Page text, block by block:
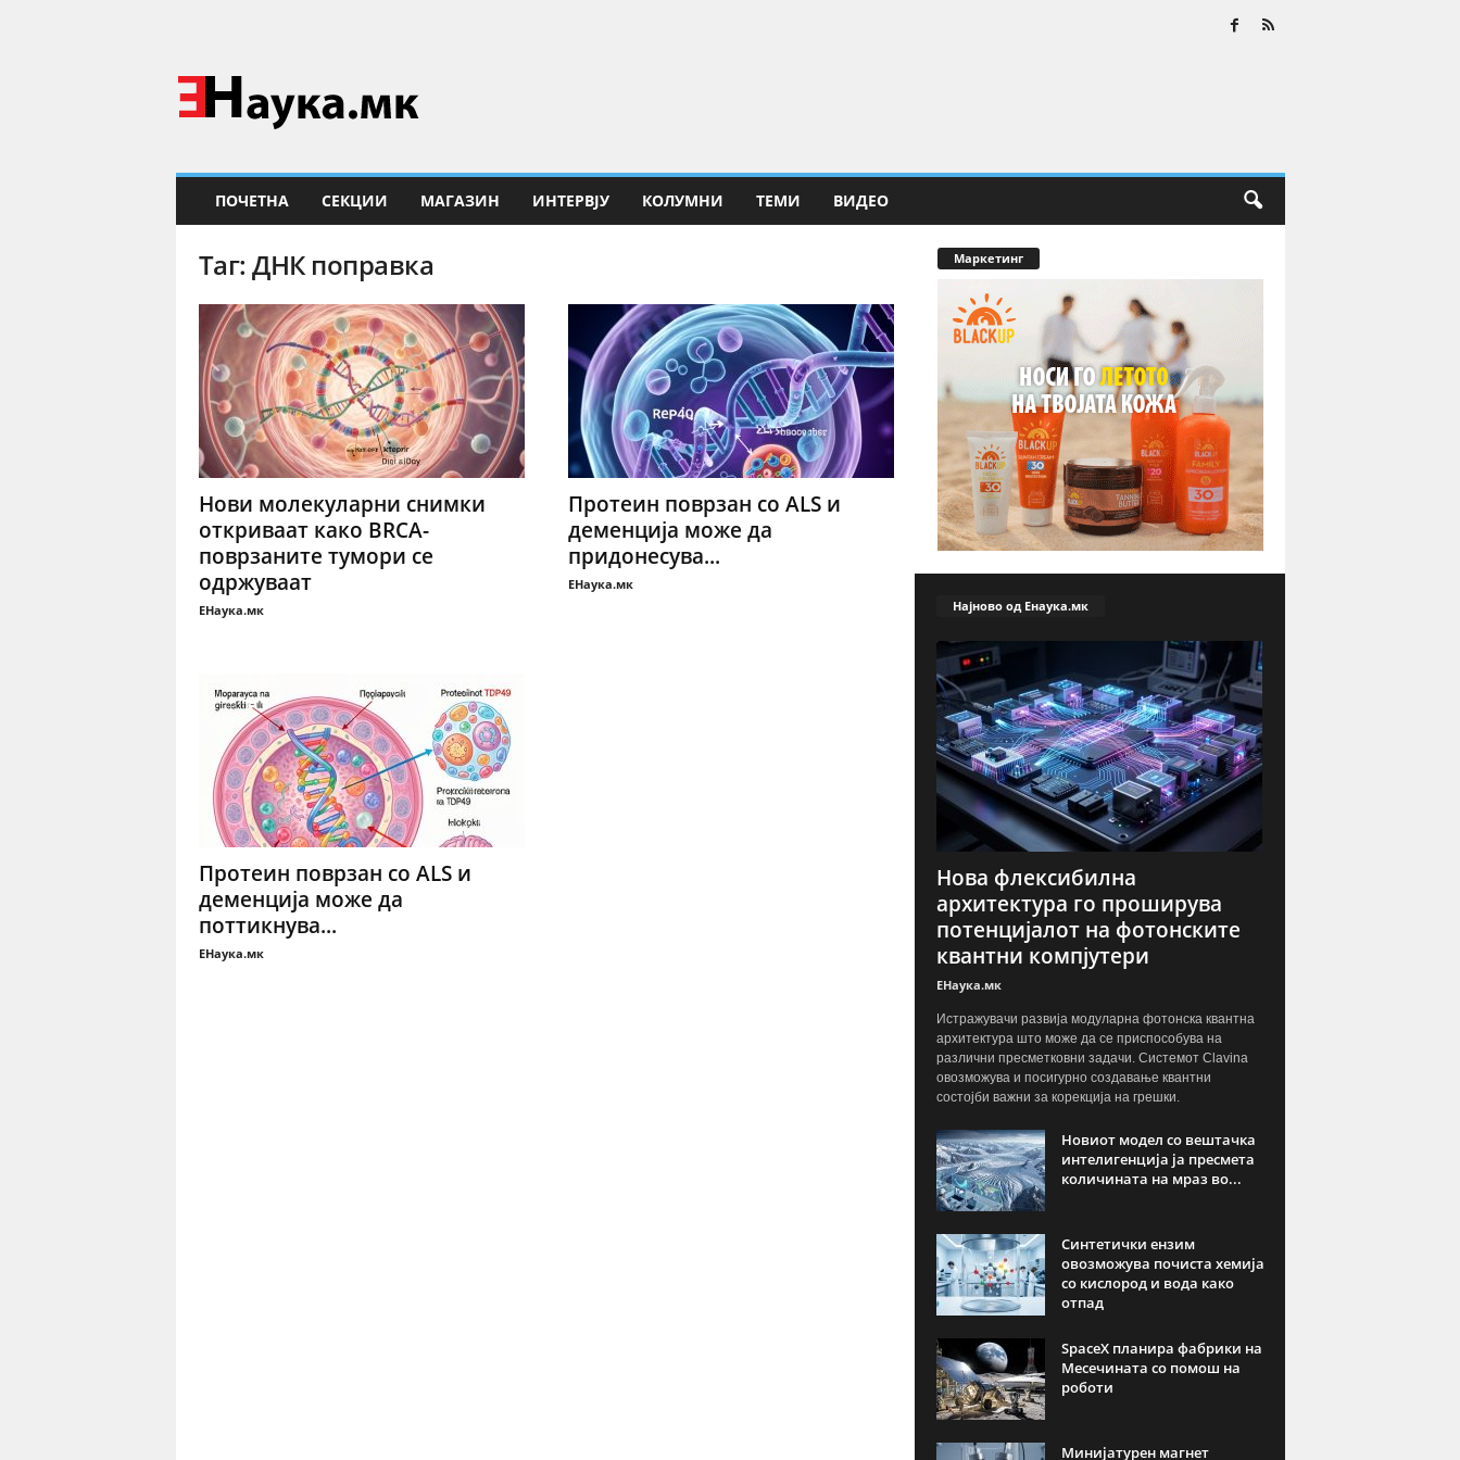
Н
а
у
ПОЧЕТНА СЕКЦИИ МАГАЗИН ИНТЕРВЈУ КОЛУМНИ ТЕМИ ВИДЕО
Таг: ДНК поправка
Нови молекуларни снимки
откриваат како BRCA-
поврзаните тумори се
одржуваат
ЕНаука.мк
Протеин поврзан со ALS и
деменција може да
придонесува...
ЕНаука.мк
Протеин поврзан со ALS и
деменција може да
поттикнува...
ЕНаука.мк
Маркетинг
Најново од Енаука.мк
Нова флексибилна
архитектура го проширува
потенцијалот на фотонските
квантни компјутери
ЕНаука.мк
Истражувачи развија модуларна фотонска квантна
архитектура што може да се приспособува на
различни пресметковни задачи. Системот Clavina
овозможува и посигурно создавање квантни
состојби важни за корекција на грешки.
Новиот модел со вештачка
интелигенција ја пресмета
количината на мраз во...
Синтетички ензим
овозможува почиста хемија
со кислород и вода како
отпад
SpaceX планира фабрики на
Месечината со помош на
роботи
Минијатурен магнет